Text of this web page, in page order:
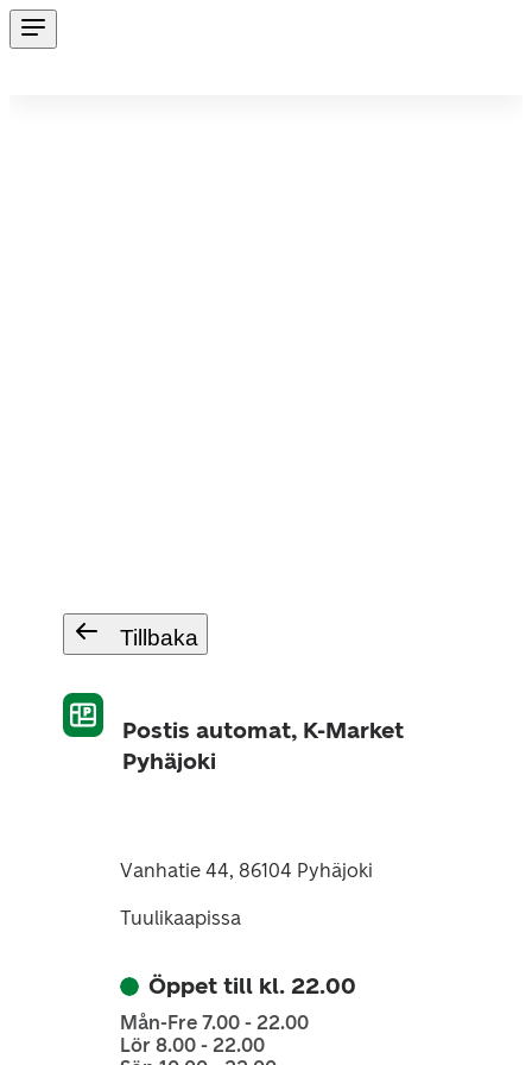
Tillbaka
Postis automat, K-Market
Pyhäjoki
Vanhatie 44, 86104 Pyhäjoki
Tuulikaapissa
Öppet till kl. 22.00
Mån-Fre 7.00 - 22.00
Lör 8.00 - 22.00